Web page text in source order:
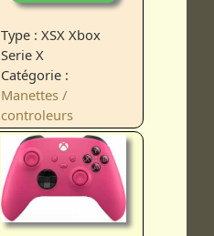
Type : XSX Xbox
Serie X
Catégorie :
Manettes /
controleurs